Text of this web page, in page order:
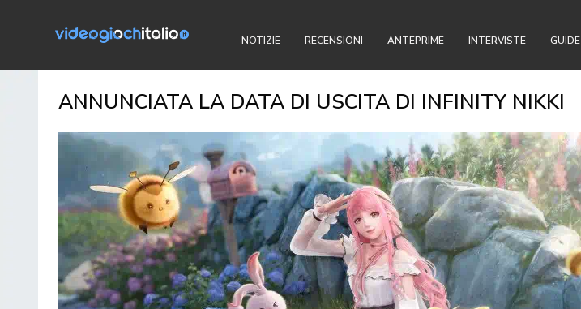
NOTIZIE RECENSIONI ANTEPRIME INTERVISTE GUIDE
ANNUNCIATA LA DATA DI USCITA DI INFINITY NIKKI